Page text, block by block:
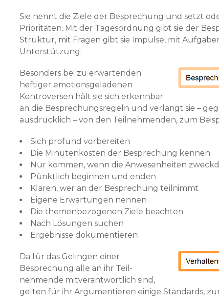
Sie nennt die Ziele der Besprechung und setzt
Prioritäten. Mit der Tagesordnung gibt sie der
Struktur, mit Fragen gibt sie Impulse, mit
Unterstützung.
Besonders bei zu erwartenden
heftiger emotionsgela­denen
Kontroversen hält sie sich erkennbar
an die Besprechungsregeln und verlangt sie –
ausdrücklich – von den Teilnehmenden, zum
Sich profund vorbereiten
Die Minutenkosten der Besprechung kennen
Nur kommen, wenn die Anwesenheiten
Pünktlich beginnen und enden
Klären, wer an der Besprechung teilnimmt
Eigene Erwartungen nennen
Die themenbezogenen Ziele beachten
Nach Lösungen suchen
Ergebnisse dokumentieren
Da für das Gelingen einer
Besprechung alle an ihr Teil­
nehmende mitverantwortlich sind,
gelten für ihr Argumen­tieren einige Standards,